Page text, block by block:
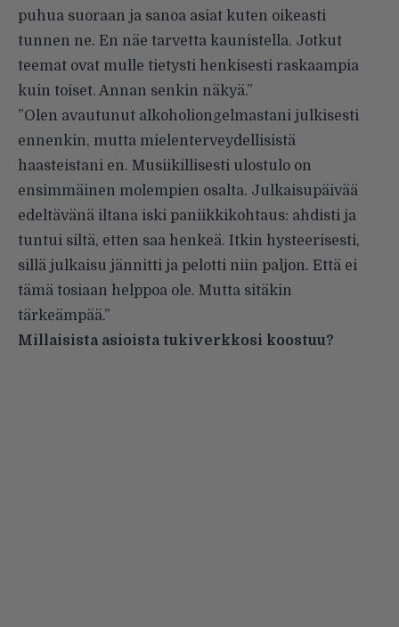
puhua suoraan ja sanoa asiat kuten oikeasti
tunnen ne. En näe tarvetta kaunistella. Jotkut
teemat ovat mulle tietysti henkisesti raskaampia
kuin toiset. Annan senkin näkyä.”
”Olen avautunut alkoholiongelmastani julkisesti
ennenkin, mutta mielenterveydellisistä
haasteistani en. Musiikillisesti ulostulo on
ensimmäinen molempien osalta. Julkaisupäivää
edeltävänä iltana iski paniikkikohtaus: ahdisti ja
tuntui siltä, etten saa henkeä. Itkin hysteerisesti,
sillä julkaisu jännitti ja pelotti niin paljon. Että ei
tämä tosiaan helppoa ole. Mutta sitäkin
tärkeämpää.”
Millaisista asioista tukiverkkosi koostuu?